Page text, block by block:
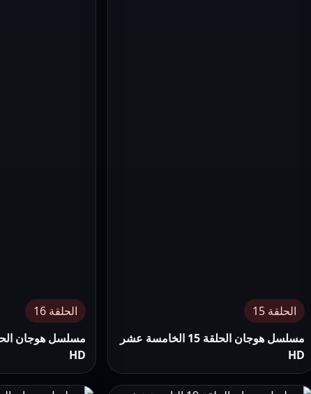
الحلقة 15
مسلسل هوجان الحلقة 15 الخامسة عشر
HD
الحلقة 16
HD